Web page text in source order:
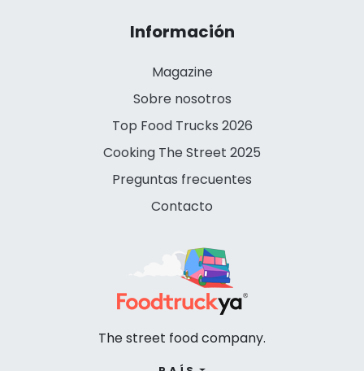
Información
Magazine
Sobre nosotros
Top Food Trucks 2026
Cooking The Street 2025
Preguntas frecuentes
Contacto
The street food company.